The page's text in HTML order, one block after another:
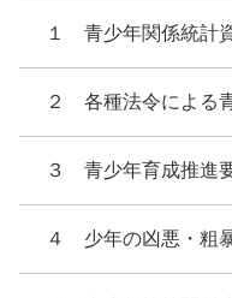
１ 青少年関係統計
２ 各種法令によ
３ 青少年育成推
４ 少年の凶悪・粗